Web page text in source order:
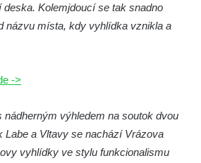
nad Křinicí u
skály Katzfels u
Cunnersdorfu
okraji Slánské hory
deska. Kolemjdoucí se tak snadno
názvu místa, kdy vyhlídka vznikla a
->
nádherným výhledem na soutok dvou
a Vltavy se nachází Vrázova
vyhlídky ve stylu funkcionalismu